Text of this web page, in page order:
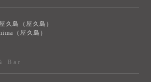
久島（屋久島）
（屋久島）
Bar